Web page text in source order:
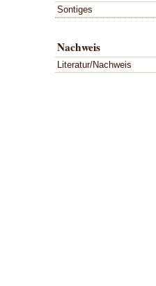
Sontiges
Nachweis
Literatur/Nachweis